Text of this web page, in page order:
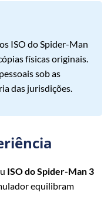
ISO do Spider-Man
físicas originais.
sob as
das jurisdições.
ISO do Spider-Man 3
equilibram